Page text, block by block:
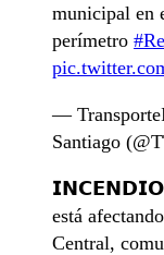
municipal en
perímetro
—
Santiago
𝗜𝗡𝗖𝗘𝗡𝗗𝗜𝗢 |
está
Central,